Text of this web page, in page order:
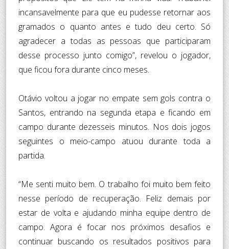
incansavelmente para que eu pudesse retornar aos
gramados o quanto antes e tudo deu certo. Só
agradecer a todas as pessoas que participaram
desse processo junto comigo”, revelou o jogador,
que ficou fora durante cinco meses.
Otávio voltou a jogar no empate sem gols contra o
Santos, entrando na segunda etapa e ficando em
campo durante dezesseis minutos. Nos dois jogos
seguintes o meio-campo atuou durante toda a
partida.
“Me senti muito bem. O trabalho foi muito bem feito
nesse período de recuperação. Feliz demais por
estar de volta e ajudando minha equipe dentro de
campo. Agora é focar nos próximos desafios e
continuar buscando os resultados positivos para